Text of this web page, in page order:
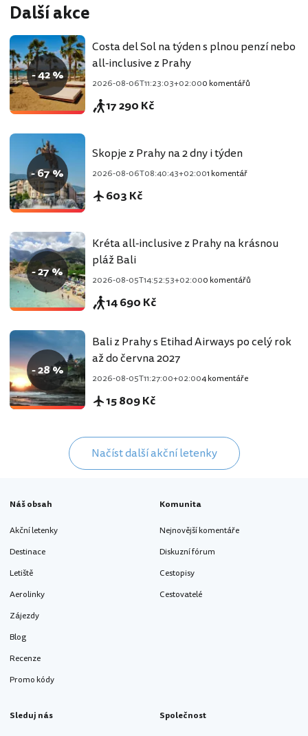
Další akce
- 42 %
Costa del Sol na týden s plnou penzí nebo
all-inclusive z Prahy
2026-08-06T11:23:03+02:000 komentářů
17 290 Kč
- 67 %
Skopje z Prahy na 2 dny i týden
2026-08-06T08:40:43+02:001 komentář
603 Kč
- 27 %
Kréta all-inclusive z Prahy na krásnou
pláž Bali
2026-08-05T14:52:53+02:000 komentářů
14 690 Kč
- 28 %
Bali z Prahy s Etihad Airways po celý rok
až do června 2027
2026-08-05T11:27:00+02:004 komentáře
15 809 Kč
Načíst další akční letenky
Náš obsah
Akční letenky
Destinace
Letiště
Aerolinky
Zájezdy
Blog
Recenze
Promo kódy
Komunita
Nejnovější komentáře
Diskuzní fórum
Cestopisy
Cestovatelé
Sleduj nás Společnost